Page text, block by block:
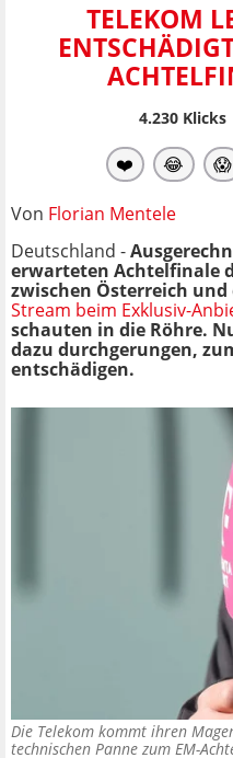
TELEKOM
4.230Klicks
❤️ 😂 😱
Von Florian Mentele
Deutschland -
erwarteten Achtelfinale
zwischen Österreich und
Stream beim Exklusiv-
schauten in die Röhre.
dazu durchgerungen,
entschädigen.
Die Telekom kommt ihren
technischen Panne zum EM-